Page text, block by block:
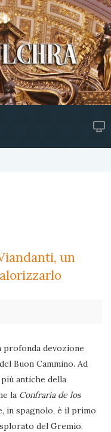
un
profonda devozione
Buon Cammino. Ad
antiche della
la Confraria de los
in spagnolo, è il primo
del Gremio.